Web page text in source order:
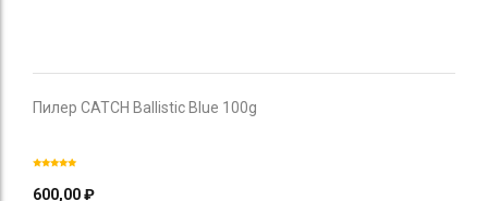
Пилер CATCH Ballistic Blue 100g
600,00₽